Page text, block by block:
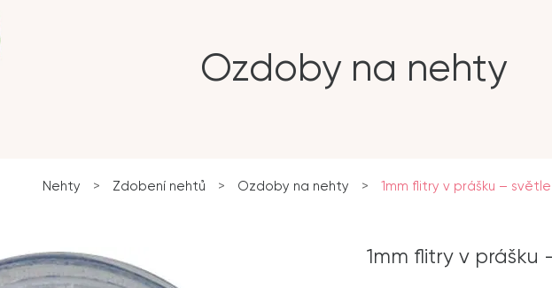
Ozdoby na nehty
Nehty > Zdobení nehtů > Ozdoby na nehty > 1mm flitry v prášku –
1mm flitry v prášku